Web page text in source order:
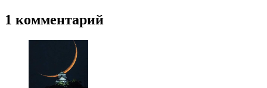
1 комментарий